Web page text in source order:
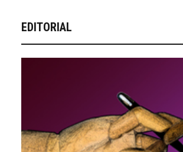
EDITORIAL